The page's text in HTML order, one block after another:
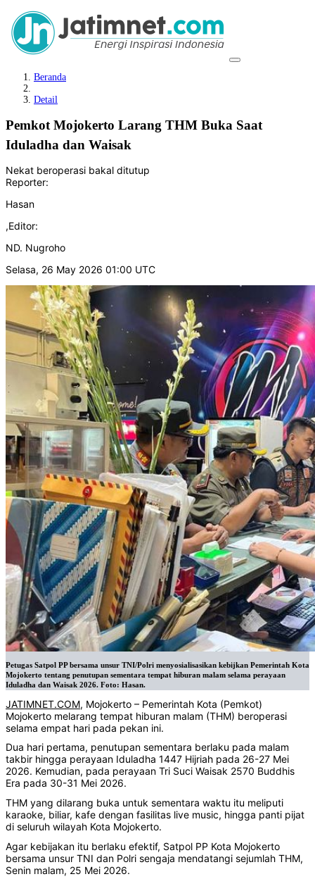
Beranda
Detail
Pemkot Mojokerto Larang THM Buka Saat
Iduladha dan Waisak
Nekat beroperasi bakal ditutup
Reporter:
Hasan
,Editor:
ND. Nugroho
Selasa, 26 May 2026 01:00 UTC
Petugas Satpol PP bersama unsur TNI/Polri menyosialisasikan kebijkan Pemerintah Kota
Mojokerto tentang penutupan sementara tempat hiburan malam selama perayaan
Iduladha dan Waisak 2026. Foto: Hasan.
JATIMNET.COM, Mojokerto – Pemerintah Kota (Pemkot)
Mojokerto melarang tempat hiburan malam (THM) beroperasi
selama empat hari pada pekan ini.
Dua hari pertama, penutupan sementara berlaku pada malam
takbir hingga perayaan Iduladha 1447 Hijriah pada 26-27 Mei
2026. Kemudian, pada perayaan Tri Suci Waisak 2570 Buddhis
Era pada 30-31 Mei 2026.
THM yang dilarang buka untuk sementara waktu itu meliputi
karaoke, biliar, kafe dengan fasilitas live music, hingga panti pijat
di seluruh wilayah Kota Mojokerto.
Agar kebijakan itu berlaku efektif, Satpol PP Kota Mojokerto
bersama unsur TNI dan Polri sengaja mendatangi sejumlah THM,
Senin malam, 25 Mei 2026.